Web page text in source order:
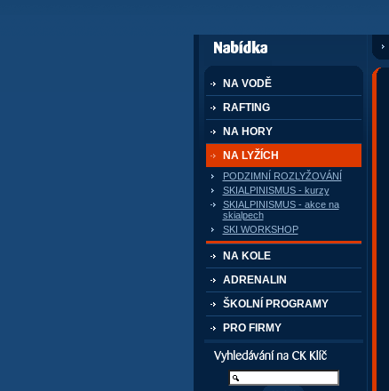
CK Klíč
dále nabízí
NA VODĚ
RAFTING
NA HORY
NA LYŽÍCH
PODZIMNÍ ROZLYŽOVÁNÍ
SKIALPINISMUS - kurzy
SKIALPINISMUS - akce na
skialpech
SKI WORKSHOP
NA KOLE
ADRENALIN
ŠKOLNÍ PROGRAMY
PRO FIRMY
Vyhledávání kurzů a akcí